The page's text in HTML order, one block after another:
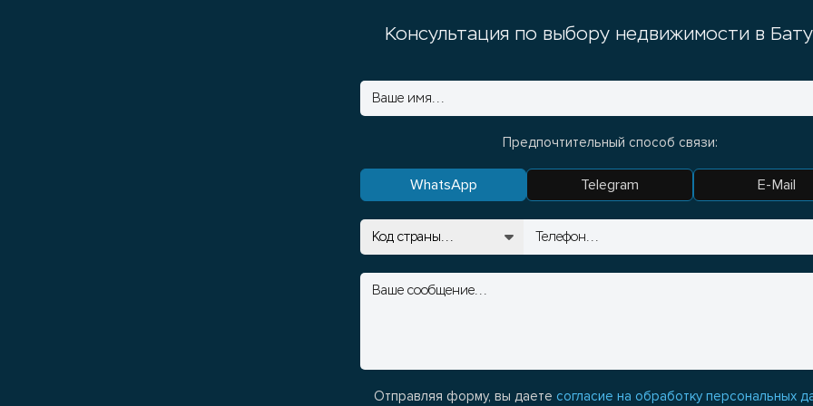
Консультация по выбору недвижимости в
Предпочтительный способ связи:
WhatsApp Telegram E-Mail
Отправляя форму, вы даете согласие на обработку персональных